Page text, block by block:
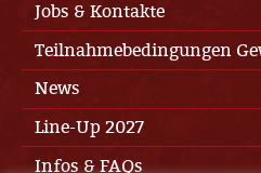
Jobs & Kontakte
Teilnahmebedingungen
News
Line-Up 2027
Infos & FAQs